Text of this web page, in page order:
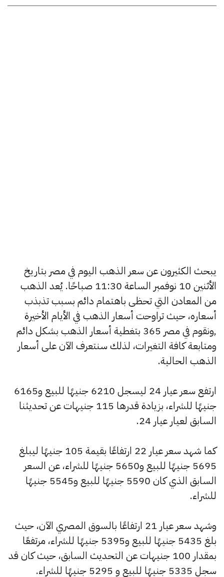
يبحث الكثيرون عن سعر الذهب اليوم في مصر بتاريخ
الأثنين 10 نوفمبر الساعة 11:30 صباحًا. يُعد الذهب
من المعادن التي تحظى باهتمام دائم بسبب تذبذب
أسعاره، حيث تراوحت أسعار الذهب في الأيام الأخيرة
,ونقوم في مصر 365 بتغطية أسعار الذهب بشكل دائم
ومتابعة كافة التغيرات، لذلك سنتعرف الآن على أسعار
الذهب الحالية.
ارتفع سعر عيار 24 ليسجل 6210 جنيهًا للبيع و6165
جنيهًا للشراء، بزيادة قدرها 115 جنيهات عن تحديثنا
السابق لعيار عيار 24.
كما شهد سعر عيار 22 ارتفاعًا بقيمة 105 جنيهًا ليبلغ
5695 جنيهًا للبيع و5650 جنيهًا للشراء، عن السعر
السابق الذي كان 5590 جنيهًا للبيع و5545 جنيهًا
للشراء.
وشهد سعر عيار 21 ارتفاعًا بالسوق المصري الآن، حيث
بلغ 5435 جنيهًا للبيع و5395 جنيهًا للشراء، مرتفعًا
بمقدار 100 جنيهات عن التحديث السابق، حيث كان قد
سجل 5335 جنيهًا للبيع و 5295 جنيهًا للشراء.